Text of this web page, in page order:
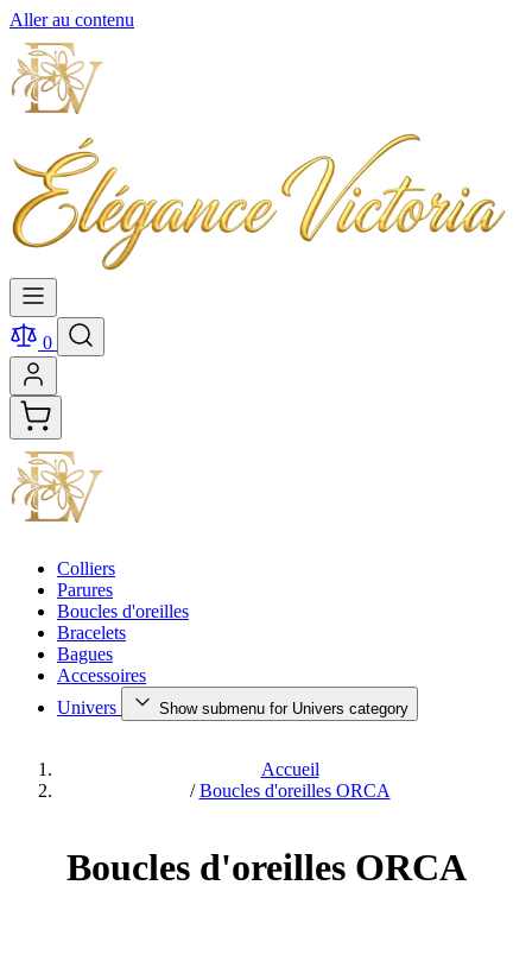
Aller au contenu
0
Colliers
Parures
Boucles d'oreilles
Bracelets
Bagues
Accessoires
Univers
Show submenu for Univers category
Accueil
/ Boucles d'oreilles ORCA
Boucles d'oreilles ORCA